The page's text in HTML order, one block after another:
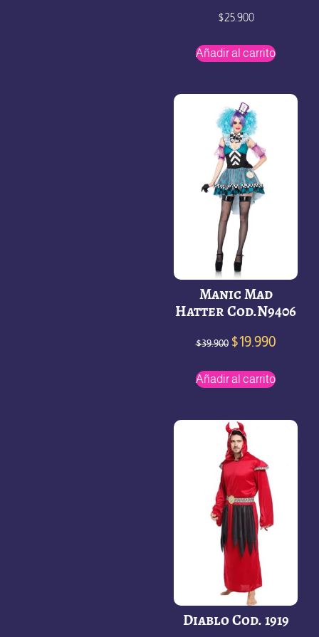
$25.900
Añadir al carrito
Manic Mad
Hatter Cod.N9406
$39.900 $19.990
Añadir al carrito
Diablo Cod. 1919